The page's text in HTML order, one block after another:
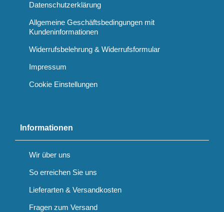
Datenschutzerklärung
Allgemeine Geschäftsbedingungen mit
Kundeninformationen
Widerrufsbelehrung & Widerrufsformular
Impressum
Cookie Einstellungen
Informationen
Wir über uns
So erreichen Sie uns
Lieferarten & Versandkosten
Fragen zum Versand